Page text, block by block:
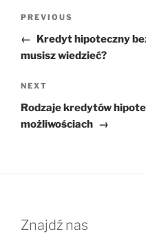
Nawigacja
Previous
Post
PREVIOUS
←
Kredyt hipoteczny
musisz wiedzieć?
Next
Post
NEXT
Rodzaje kredytów
możliwościach →
Znajdź nas